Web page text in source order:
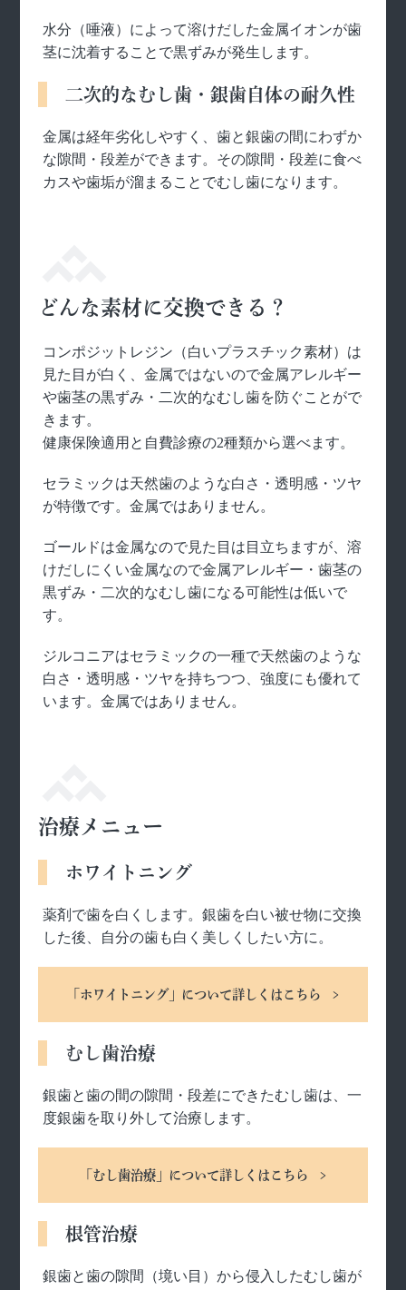
水分（唾液）によって溶けだした金属イオンが歯
茎に沈着することで黒ずみが発生します。
二次的なむし歯・銀歯自体の耐久性
金属は経年劣化しやすく、歯と銀歯の間にわずか
な隙間・段差ができます。その隙間・段差に食べ
カスや歯垢が溜まることでむし歯になります。
どんな素材に交換できる？
コンポジットレジン（白いプラスチック素材）は
見た目が白く、金属ではないので金属アレルギー
や歯茎の黒ずみ・二次的なむし歯を防ぐことがで
きます。
健康保険適用と自費診療の2種類から選べます。
セラミックは天然歯のような白さ・透明感・ツヤ
が特徴です。金属ではありません。
ゴールドは金属なので見た目は目立ちますが、溶
けだしにくい金属なので金属アレルギー・歯茎の
黒ずみ・二次的なむし歯になる可能性は低いで
す。
ジルコニアはセラミックの一種で天然歯のような
白さ・透明感・ツヤを持ちつつ、強度にも優れて
います。金属ではありません。
治療メニュー
ホワイトニング
薬剤で歯を白くします。銀歯を白い被せ物に交換
した後、自分の歯も白く美しくしたい方に。
「ホワイトニング」について詳しくはこちら
むし歯治療
銀歯と歯の間の隙間・段差にできたむし歯は、一
度銀歯を取り外して治療します。
「むし歯治療」について詳しくはこちら
根管治療
銀歯と歯の隙間（境い目）から侵入したむし歯が